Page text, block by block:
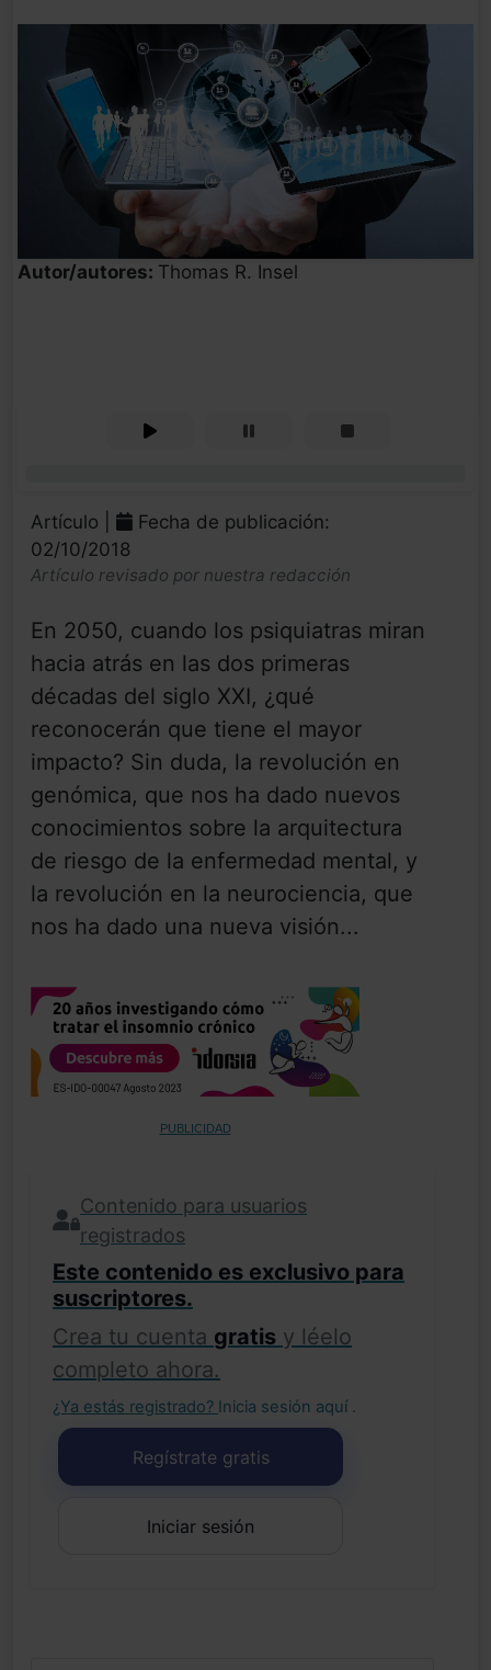
Autor/autores: Thomas R. Insel
Artículo |
Fecha de publicación:
02/10/2018
Artículo revisado por nuestra redacción
En 2050, cuando los psiquiatras miran
hacia atrás en las dos primeras
décadas del siglo XXI, ¿qué
reconocerán que tiene el mayor
impacto? Sin duda, la revolución en
genómica, que nos ha dado nuevos
conocimientos sobre la arquitectura
de riesgo de la enfermedad mental, y
la revolución en la neurociencia, que
nos ha dado una nueva visión...
PUBLICIDAD
Contenido para usuarios
registrados
Este contenido es exclusivo para
suscriptores.
Crea tu cuenta gratis y léelo
completo ahora.
¿Ya estás registrado? Inicia sesión aquí .
Regístrate gratis
Iniciar sesión